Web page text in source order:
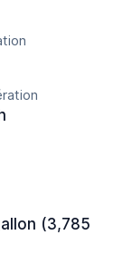
(3,785